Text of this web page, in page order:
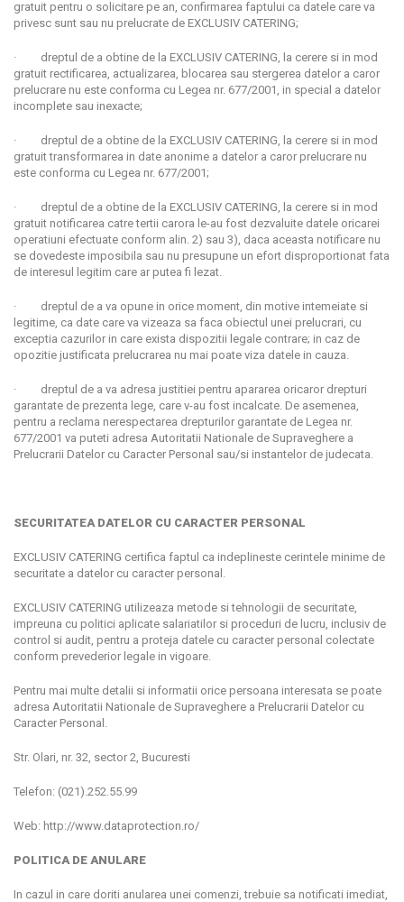
gratuit pentru o solicitare pe an, confirmarea faptului ca datele care va
privesc sunt sau nu prelucrate de EXCLUSIV CATERING;
· dreptul de a obtine de la EXCLUSIV CATERING, la cerere si in mod
gratuit rectificarea, actualizarea, blocarea sau stergerea datelor a caror
prelucrare nu este conforma cu Legea nr. 677/2001, in special a datelor
incomplete sau inexacte;
· dreptul de a obtine de la EXCLUSIV CATERING, la cerere si in mod
gratuit transformarea in date anonime a datelor a caror prelucrare nu
este conforma cu Legea nr. 677/2001;
· dreptul de a obtine de la EXCLUSIV CATERING, la cerere si in mod
gratuit notificarea catre tertii carora le-au fost dezvaluite datele oricarei
operatiuni efectuate conform alin. 2) sau 3), daca aceasta notificare nu
se dovedeste imposibila sau nu presupune un efort disproportionat fata
de interesul legitim care ar putea fi lezat.
· dreptul de a va opune in orice moment, din motive intemeiate si
legitime, ca date care va vizeaza sa faca obiectul unei prelucrari, cu
exceptia cazurilor in care exista dispozitii legale contrare; in caz de
opozitie justificata prelucrarea nu mai poate viza datele in cauza.
· dreptul de a va adresa justitiei pentru apararea oricaror drepturi
garantate de prezenta lege, care v-au fost incalcate. De asemenea,
pentru a reclama nerespectarea drepturilor garantate de Legea nr.
677/2001 va puteti adresa Autoritatii Nationale de Supraveghere a
Prelucrarii Datelor cu Caracter Personal sau/si instantelor de judecata.
SECURITATEA DATELOR CU CARACTER PERSONAL
EXCLUSIV CATERING certifica faptul ca indeplineste cerintele minime de
securitate a datelor cu caracter personal.
EXCLUSIV CATERING utilizeaza metode si tehnologii de securitate,
impreuna cu politici aplicate salariatilor si proceduri de lucru, inclusiv de
control si audit, pentru a proteja datele cu caracter personal colectate
conform prevederior legale in vigoare.
Pentru mai multe detalii si informatii orice persoana interesata se poate
adresa Autoritatii Nationale de Supraveghere a Prelucrarii Datelor cu
Caracter Personal.
Str. Olari, nr. 32, sector 2, Bucuresti
Telefon: (021).252.55.99
Web: http://www.dataprotection.ro/
POLITICA DE ANULARE
In cazul in care doriti anularea unei comenzi, trebuie sa notificati imediat,